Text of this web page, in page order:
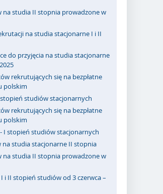
studia II stopnia prowadzone w
na studia stacjonarne I i II
do przyjęcia na studia stacjonarne
rekrutujących się na bezpłatne
polskim
studiów stacjonarnych
rekrutujących się na bezpłatne
polskim
I stopień studiów stacjonarnych
studia stacjonarne II stopnia
studia II stopnia prowadzone w
i II stopień studiów od 3 czerwca –